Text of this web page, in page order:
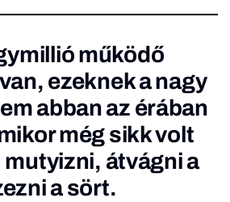
működő
ezeknek a nagy
abban az érában
még sikk volt
átvágni a
a sört.